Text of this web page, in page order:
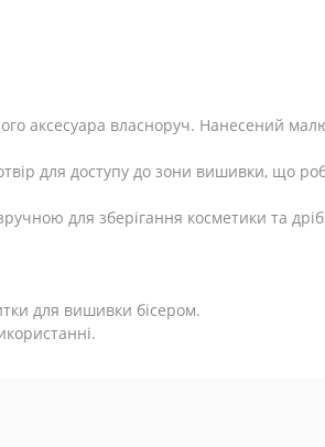
аксесуара власноруч. Нанесений
для доступу до зони вишивки, що
для зберігання косметики та
для вишивки бісером.